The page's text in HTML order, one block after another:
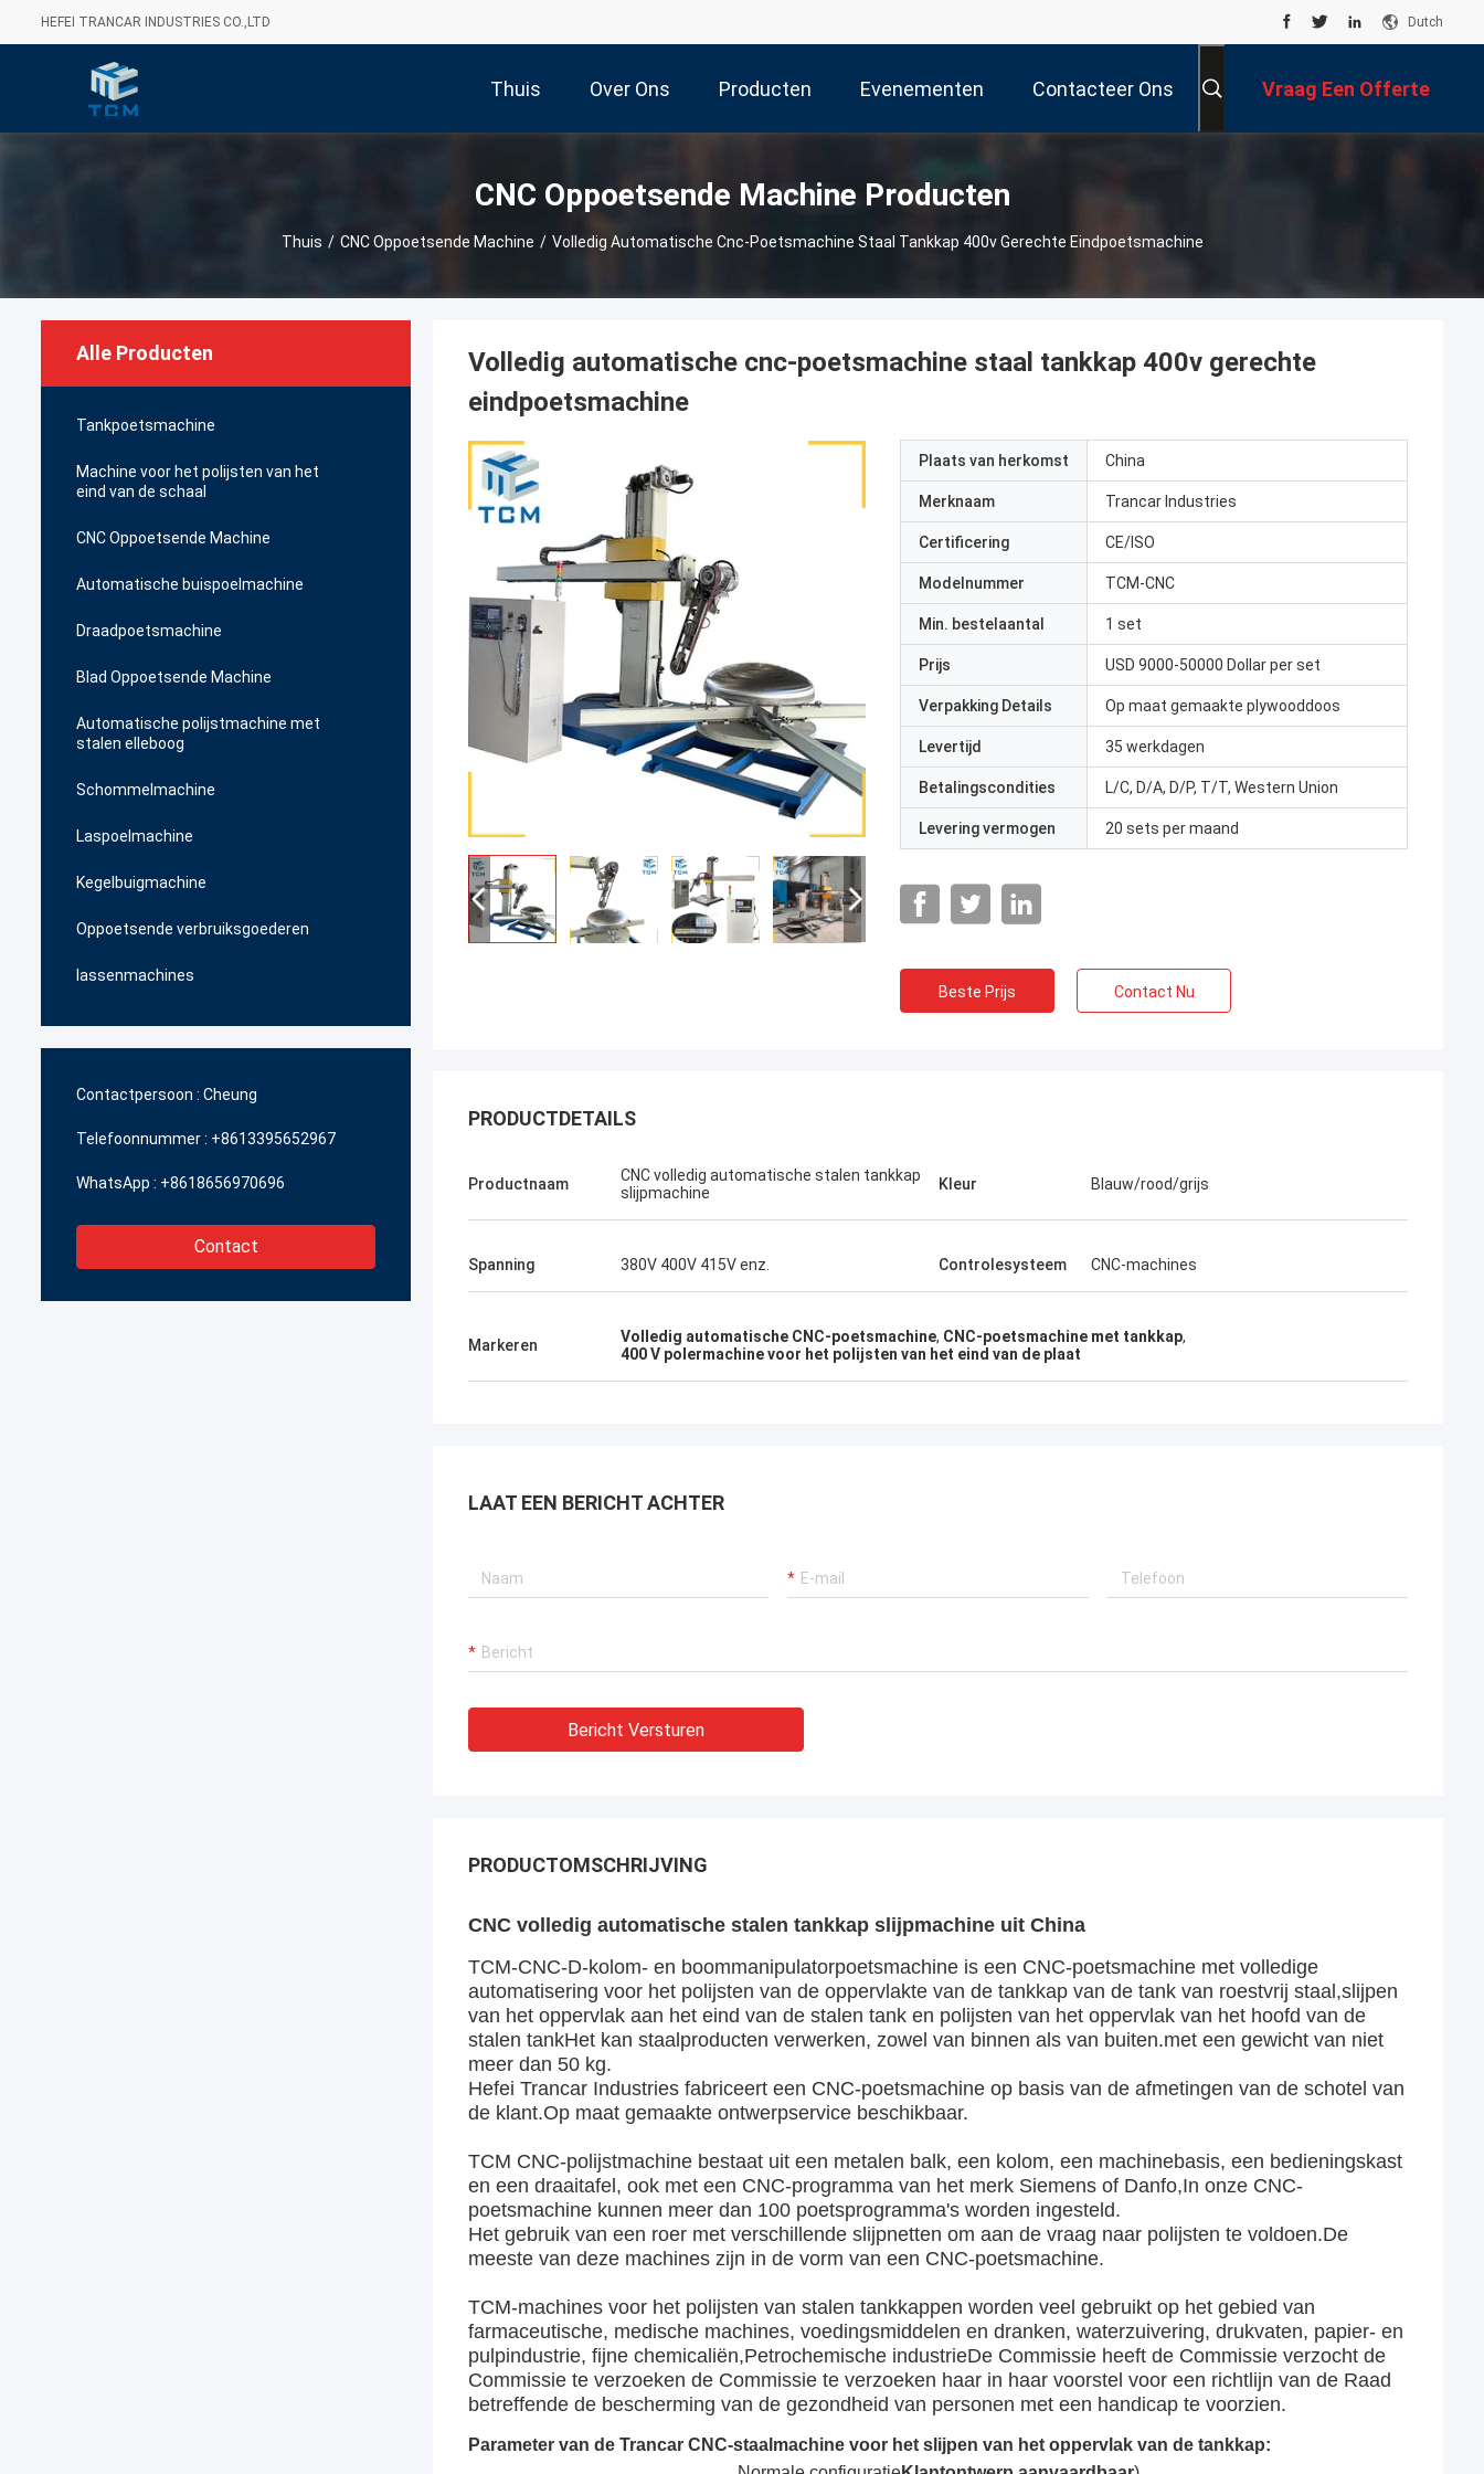
HEFEI TRANCAR INDUSTRIES CO.,LTD Dutch
Thuis Over Ons Producten Evenementen Contacteer Ons Vraag Een Offerte
CNC Oppoetsende Machine Producten
Thuis / CNC Oppoetsende Machine / Volledig Automatische Cnc-Poetsmachine Staal Tankkap 400v Gerechte Eindpoetsmachine
Alle Producten
Tankpoetsmachine
Machine voor het polijsten van het
eind van de schaal
CNC Oppoetsende Machine
Automatische buispoelmachine
Draadpoetsmachine
Blad Oppoetsende Machine
Automatische polijstmachine met
stalen elleboog
Schommelmachine
Laspoelmachine
Kegelbuigmachine
Oppoetsende verbruiksgoederen
lassenmachines
Contactpersoon : Cheung
Telefoonnummer : +8613395652967
WhatsApp : +8618656970696
Contact
Volledig automatische cnc-poetsmachine staal tankkap 400v gerechte
eindpoetsmachine
Plaats van herkomst China
Merknaam Trancar Industries
Certificering CE/ISO
Modelnummer TCM-CNC
Min. bestelaantal 1 set
Prijs USD 9000-50000 Dollar per set
Verpakking Details Op maat gemaakte plywooddoos
Levertijd 35 werkdagen
Betalingscondities L/C, D/A, D/P, T/T, Western Union
Levering vermogen 20 sets per maand
Beste Prijs Contact Nu
PRODUCTDETAILS
Productnaam
CNC volledig automatische stalen tankkap
slijpmachine
Kleur Blauw/rood/grijs
Spanning 380V 400V 415V enz. Controlesysteem CNC-machines
Markeren Volledig automatische CNC-poetsmachine, CNC-poetsmachine met tankkap,
400 V polermachine voor het polijsten van het eind van de plaat
LAAT EEN BERICHT ACHTER
Bericht Versturen
PRODUCTOMSCHRIJVING
CNC volledig automatische stalen tankkap slijpmachine uit China
TCM-CNC-D-kolom- en boommanipulatorpoetsmachine is een CNC-poetsmachine met volledige
automatisering voor het polijsten van de oppervlakte van de tankkap van de tank van roestvrij staal,slijpen
van het oppervlak aan het eind van de stalen tank en polijsten van het oppervlak van het hoofd van de
stalen tankHet kan staalproducten verwerken, zowel van binnen als van buiten.met een gewicht van niet
meer dan 50 kg.
Hefei Trancar Industries fabriceert een CNC-poetsmachine op basis van de afmetingen van de schotel van
de klant.Op maat gemaakte ontwerpservice beschikbaar.
TCM CNC-polijstmachine bestaat uit een metalen balk, een kolom, een machinebasis, een bedieningskast
en een draaitafel, ook met een CNC-programma van het merk Siemens of Danfo,In onze CNC-
poetsmachine kunnen meer dan 100 poetsprogramma's worden ingesteld.
Het gebruik van een roer met verschillende slijpnetten om aan de vraag naar polijsten te voldoen.De
meeste van deze machines zijn in de vorm van een CNC-poetsmachine.
TCM-machines voor het polijsten van stalen tankkappen worden veel gebruikt op het gebied van
farmaceutische, medische machines, voedingsmiddelen en dranken, waterzuivering, drukvaten, papier- en
pulpindustrie, fijne chemicaliën,Petrochemische industrieDe Commissie heeft de Commissie verzocht de
Commissie te verzoeken de Commissie te verzoeken haar in haar voorstel voor een richtlijn van de Raad
betreffende de bescherming van de gezondheid van personen met een handicap te voorzien.
Parameter van de Trancar CNC-staalmachine voor het slijpen van het oppervlak van de tankkap: